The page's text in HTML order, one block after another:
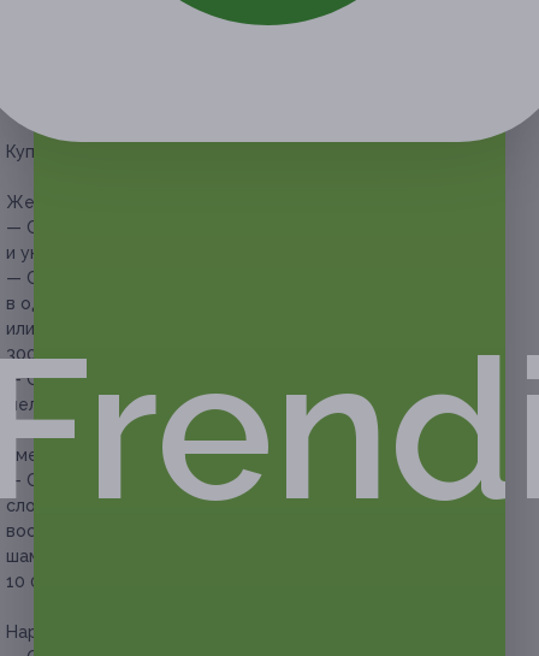
Вы можете предъявить купон в электронном или
Купон действует на следующие виды услуг:
Женская стрижка, окрашивание волос:
— Скидка 68% на женскую стрижку, мытье головы
и укладку по форме стрижки (480 руб. вместо 1500 руб.)
— Скидка 55% на женскую стрижку, окрашивание волос
в один тон или тонирование, восстанавливающую маску
или бальзам, мытье головы и укладку (1350 руб. вместо
3000 руб.)
— Скидка 53% на женскую стрижку, классическое
мелирование волос и восстанавливающую маску, мытье
головы шампунем глубокой очистки и укладку (1410 руб.
вместо 3000 руб.)
— Скидка 73% на женскую стрижку или подравнивание,
сложное окрашивание (контуринг), тонирование,
восстанавливающую маску или бальзам, мытье головы
шампунем глубокой очистки и укладку (2700 руб. вместо
10 000 руб.)
Наращивание волос: